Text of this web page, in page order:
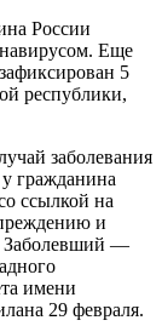
России
Еще
5
республики,
заболевания
гражданина
ссылкой на
и
Заболевший —
имени
29 февраля.